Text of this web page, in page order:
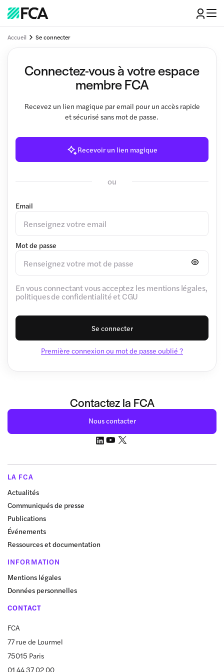
Accueil Se connecter
Connectez-vous à votre espace
membre FCA
Recevez un lien magique par email pour un accès rapide
et sécurisé sans mot de passe.
Recevoir un lien magique
ou
Email
Mot de passe
En vous connectant vous acceptez les mentions légales,
politiques de confidentialité et CGU
Se connecter
Première connexion ou mot de passe oublié ?
Contactez la FCA
Nous contacter
LA FCA
Actualités
Communiqués de presse
Publications
Événements
Ressources et documentation
INFORMATION
Mentions légales
Données personnelles
CONTACT
FCA
77 rue de Lourmel
75015 Paris
01 44 37 02 00